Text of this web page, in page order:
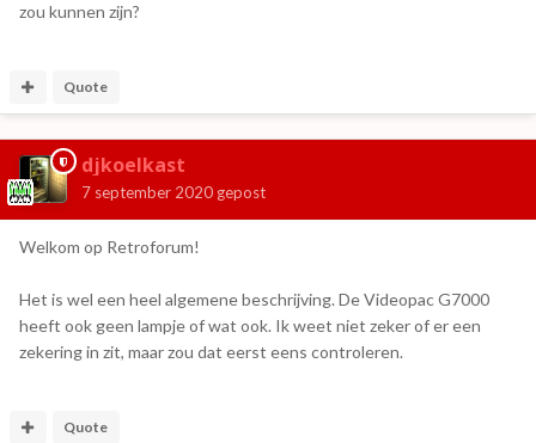
zou kunnen zijn?
Quote
djkoelkast
7 september 2020 gepost
Welkom op Retroforum!
Het is wel een heel algemene beschrijving. De Videopac G7000
heeft ook geen lampje of wat ook. Ik weet niet zeker of er een
zekering in zit, maar zou dat eerst eens controleren.
Quote